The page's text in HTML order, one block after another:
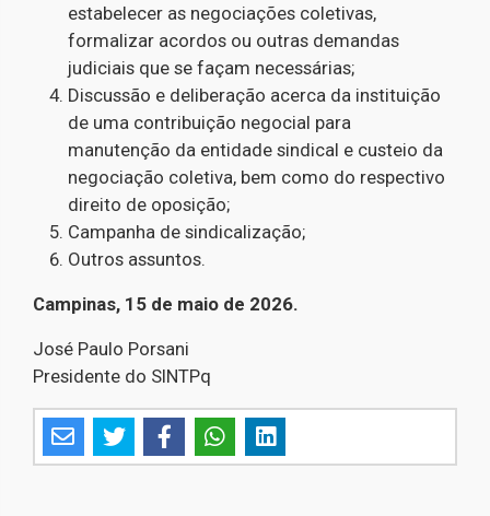
estabelecer as negociações coletivas,
formalizar acordos ou outras demandas
judiciais que se façam necessárias;
Discussão e deliberação acerca da instituição
de uma contribuição negocial para
manutenção da entidade sindical e custeio da
negociação coletiva, bem como do respectivo
direito de oposição;
Campanha de sindicalização;
Outros assuntos.
Campinas, 15 de maio de 2026.
José Paulo Porsani
Presidente do SINTPq